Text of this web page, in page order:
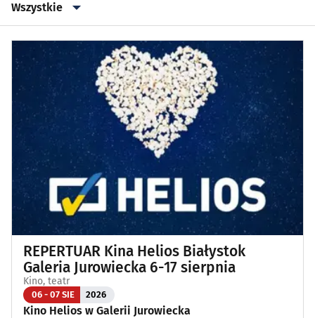
Wszystkie
Wszystkie
Klubowe, taneczne, granie do piwa(45)
Koncerty (89)
Koncerty muzyki poważnej(1)
Kino, teatr(103)
Wernisaże, wydarzenia artystyczne (4)
Wystawy(25)
Wydarzenia sportowe i rekreacyjne
REPERTUAR Kina Helios Białystok
Galeria Jurowiecka 6-17 sierpnia
Kino, teatr
06 - 07 SIE 2026
Kino Helios w Galerii Jurowiecka